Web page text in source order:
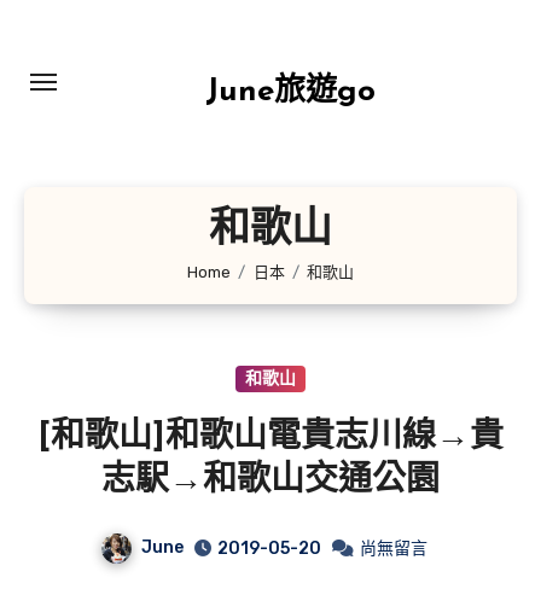
content
June旅遊go
和歌山
Home 日本 和歌山
和歌山
[和歌山]和歌山電貴志川線→貴
志駅→和歌山交通公園
June 2019-05-20 尚無留言